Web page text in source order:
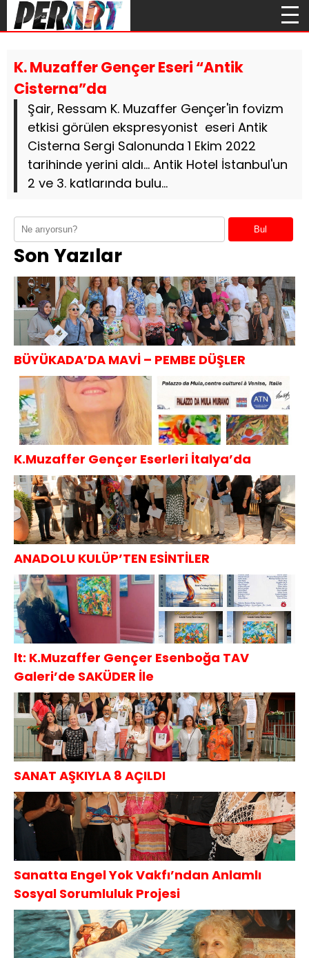
K. Muzaffer Gençer Eseri “Antik
Cisterna”da
Şair, Ressam K. Muzaffer Gençer'in fovizm
etkisi görülen ekspresyonist eseri Antik
Cisterna Sergi Salonunda 1 Ekim 2022
tarihinde yerini aldı... Antik Hotel İstanbul'un
2 ve 3. katlarında bulu...
Bul
Son Yazılar
BÜYÜKADA’DA MAVİ – PEMBE DÜŞLER
K.Muzaffer Gençer Eserleri İtalya’da
ANADOLU KULÜP’TEN ESİNTİLER
lt: K.Muzaffer Gençer Esenboğa TAV
Galeri’de SAKÜDER İle
SANAT AŞKIYLA 8 AÇILDI
Sanatta Engel Yok Vakfı’ndan Anlamlı
Sosyal Sorumluluk Projesi